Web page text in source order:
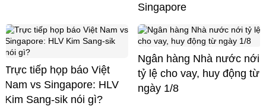
Singapore
Trực tiếp họp báo Việt
Nam vs Singapore: HLV
Kim Sang-sik nói gì?
Ngân hàng Nhà nước nới
tỷ lệ cho vay, huy động từ
ngày 1/8